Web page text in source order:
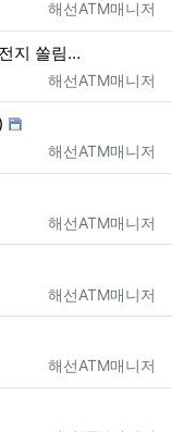
등록자
해선ATM매니저
지 쏠림…
등록자
해선ATM매니저
등록자
해선ATM매니저
등록자
해선ATM매니저
등록자
해선ATM매니저
등록자
해선ATM매니저